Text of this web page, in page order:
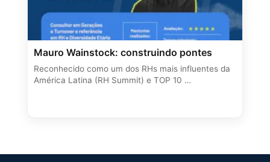
Mauro Wainstock: construindo pontes
Reconhecido como um dos RHs mais influentes da
América Latina (RH Summit) e TOP 10 …